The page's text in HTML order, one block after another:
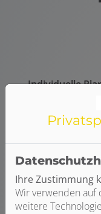
Individuelle
Wir sprechen
und Wünsche
Wir prüfen für
Umstieg von
Sie bekommen
und Beratung
Ihre Zustimmung
Wir verwenden auf
weitere